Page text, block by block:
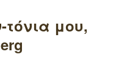
τόνια μου,